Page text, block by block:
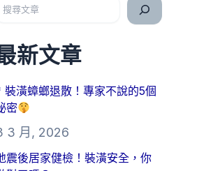
新文章
裝潢蟑螂退散！專家不說的5個
密
3 月, 2026
震後居家健檢！裝潢安全，你